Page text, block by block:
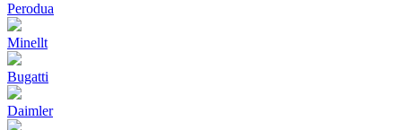
Perodua
Minellt
Bugatti
Daimler